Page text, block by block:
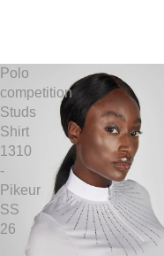
Polo
competition
Studs
Shirt
1310
-
Pikeur
SS
26